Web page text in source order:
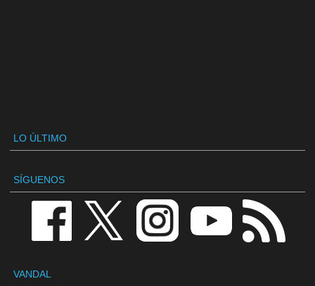
LO ÚLTIMO
SÍGUENOS
VANDAL